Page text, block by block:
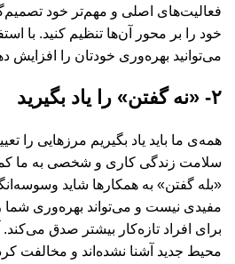
فعالیت‌های اصلی و مهم‌تر خود
خود را بر محور آن‌ها تنظیم کنید. با
می‌توانید بهره‌وری خودتان را افزایش
۲- «نه گفتن» را یاد بگیرید
همه‌ی ما باید یاد بگیریم مرزهایی را
سلامت زندگی کاری و شخصی به ما
«بله گفتن» به همکارها شاید
مفیدی نیست و می‌تواند بهره‌وری
برای افراد تازه‌کار بیشتر صدق می‌کند.
محیط جدید آشنا نشده‌اند و مخالفت